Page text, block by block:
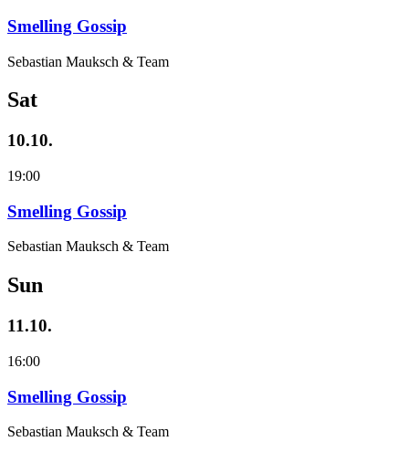
Smelling Gossip
Sebastian Mauksch & Team
Sat
10.10.
19:00
Smelling Gossip
Sebastian Mauksch & Team
Sun
11.10.
16:00
Smelling Gossip
Sebastian Mauksch & Team